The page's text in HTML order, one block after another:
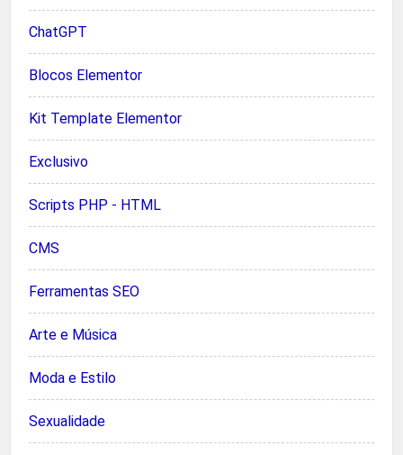
ChatGPT
Blocos Elementor
Kit Template Elementor
Exclusivo
Scripts PHP - HTML
CMS
Ferramentas SEO
Arte e Música
Moda e Estilo
Sexualidade